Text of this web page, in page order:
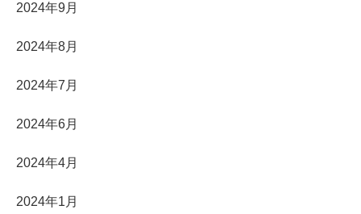
2024年9月
2024年8月
2024年7月
2024年6月
2024年4月
2024年1月